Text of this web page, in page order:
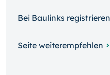
Bei Baulinks registrieren
Seite weiterempfehlen